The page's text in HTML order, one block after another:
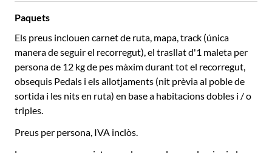
Paquets
Els preus inclouen carnet de ruta, mapa, track (única
manera de seguir el recorregut), el trasllat d'1 maleta per
persona de 12 kg de pes màxim durant tot el recorregut,
obsequis Pedals i els allotjaments (nit prèvia al poble de
sortida i les nits en ruta) en base a habitacions dobles i / o
triples.
Preus per persona, IVA inclòs.